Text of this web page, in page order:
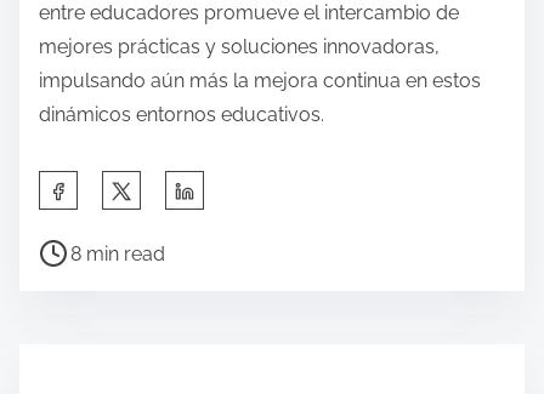
entre educadores promueve el intercambio de
mejores prácticas y soluciones innovadoras,
impulsando aún más la mejora continua en estos
dinámicos entornos educativos.
a
P
8 min read